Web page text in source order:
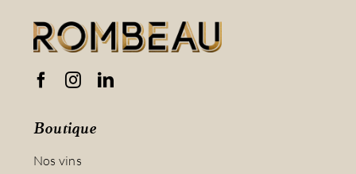
Boutique
Nos vins